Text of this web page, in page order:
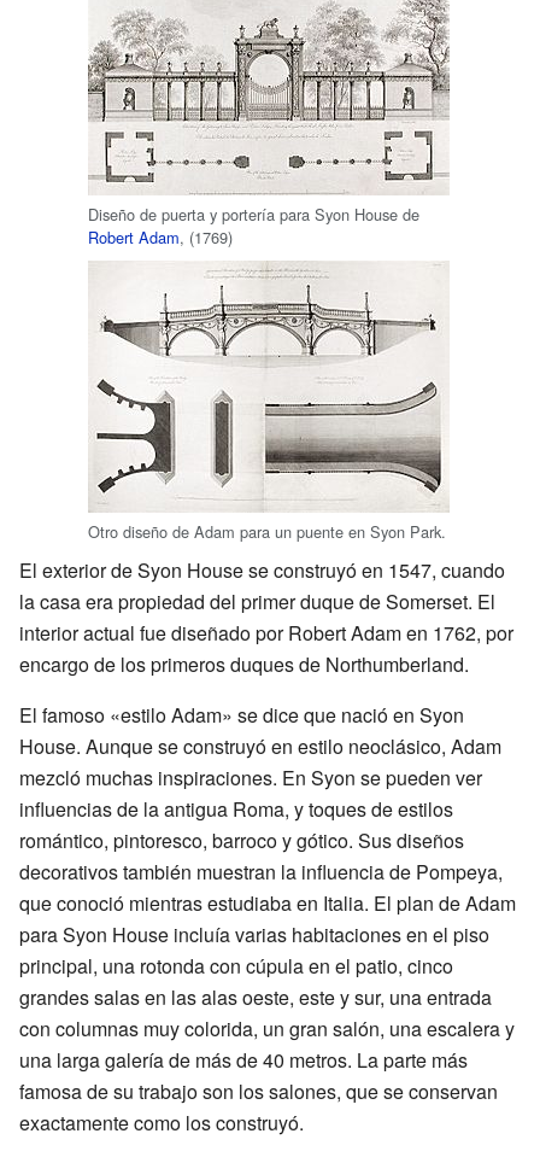
Diseño de puerta y portería para Syon House de
Robert Adam, (1769)
Otro diseño de Adam para un puente en Syon Park.
El exterior de Syon House se construyó en 1547, cuando
la casa era propiedad del primer duque de Somerset. El
interior actual fue diseñado por Robert Adam en 1762, por
encargo de los primeros duques de Northumberland.
El famoso «estilo Adam» se dice que nació en Syon
House. Aunque se construyó en estilo neoclásico, Adam
mezcló muchas inspiraciones. En Syon se pueden ver
influencias de la antigua Roma, y toques de estilos
romántico, pintoresco, barroco y gótico. Sus diseños
decorativos también muestran la influencia de Pompeya,
que conoció mientras estudiaba en Italia. El plan de Adam
para Syon House incluía varias habitaciones en el piso
principal, una rotonda con cúpula en el patio, cinco
grandes salas en las alas oeste, este y sur, una entrada
con columnas muy colorida, un gran salón, una escalera y
una larga galería de más de 40 metros. La parte más
famosa de su trabajo son los salones, que se conservan
exactamente como los construyó.